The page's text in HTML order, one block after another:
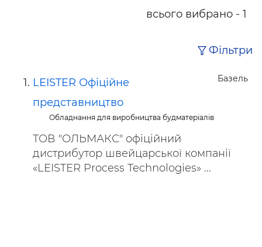
всього вибрано - 1
Фільтри
Базель
LEISTER Офіційне
представництво
Обладнання для виробництва будматеріалів
ТОВ "ОЛЬМАКС" офіційний
дистрибутор швейцарської компанії
«LEISTER Process Technologies» ...